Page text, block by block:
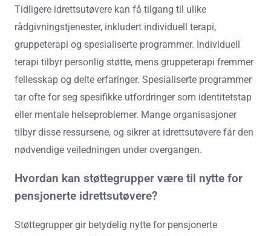
Tidligere idrettsutøvere kan få tilgang til ulike
rådgivningstjenester, inkludert individuell terapi,
gruppeterapi og spesialiserte programmer. Individuell
terapi tilbyr personlig støtte, mens gruppeterapi fremmer
fellesskap og delte erfaringer. Spesialiserte programmer
tar ofte for seg spesifikke utfordringer som identitetstap
eller mentale helseproblemer. Mange organisasjoner
tilbyr disse ressursene, og sikrer at idrettsutøvere får den
nødvendige veiledningen under overgangen.
Hvordan kan støttegrupper være til nytte for
pensjonerte idrettsutøvere?
Støttegrupper gir betydelig nytte for pensjonerte